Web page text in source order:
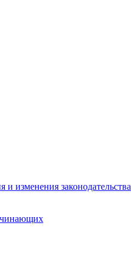
изменения законодательства